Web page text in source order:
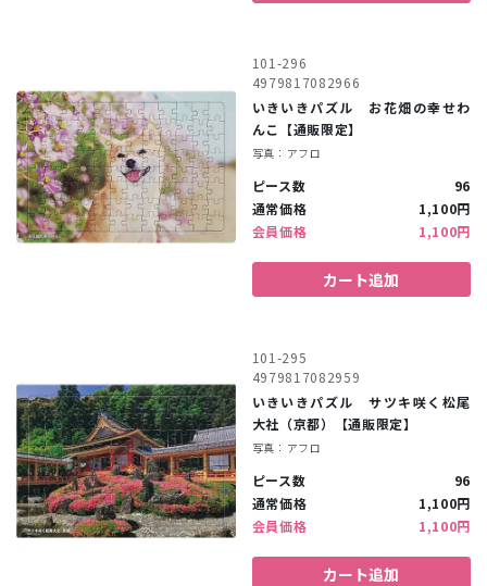
101-296
4979817082966
いきいきパズル お花畑の幸せわ
んこ【通販限定】
写真：アフロ
ピース数
96
通常価格
1,100円
会員価格
1,100円
カート追加
101-295
4979817082959
いきいきパズル サツキ咲く松尾
大社（京都）【通販限定】
写真：アフロ
ピース数
96
通常価格
1,100円
会員価格
1,100円
カート追加